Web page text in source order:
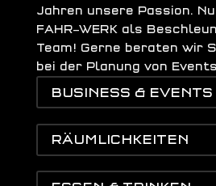
Jahren unsere Passion.
FAHR–WERK als
Team! Gerne beraten wir
bei der Planung von
BUSINESS & EVENTS
RÄUMLICHKEITEN